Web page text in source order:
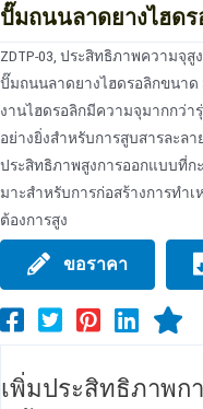
ปั๊มถนนลาดยางไฮด
ZDTP-03, ประสิทธิภาพความจุ
ปั๊มถนนลาดยางไฮดรอลิกขนาด
งานไฮดรอลิกมีความจุมากกว่า
อย่างยิ่งสําหรับการสูบสารละล
ประสิทธิภาพสูงการออกแบบที่
มาะสําหรับการก่อสร้างการทํา
ต้องการสูง
ขอราคา
เพิ่มประสิทธิภาพก